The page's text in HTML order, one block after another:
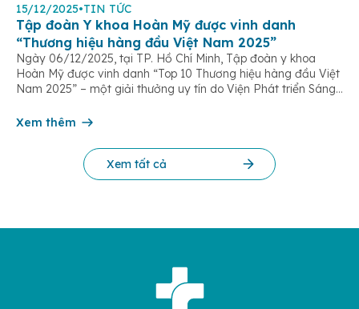
15/12/2025•TIN TỨC
Tập đoàn Y khoa Hoàn Mỹ được vinh danh
“Thương hiệu hàng đầu Việt Nam 2025”
Ngày 06/12/2025, tại TP. Hồ Chí Minh, Tập đoàn y khoa
Hoàn Mỹ được vinh danh “Top 10 Thương hiệu hàng đầu Việt
Nam 2025” – một giải thưởng uy tín do Viện Phát triển Sáng
cứu Phát triển Doanh nghiệp Châu Á […]
Xem thêm
Xem tất cả